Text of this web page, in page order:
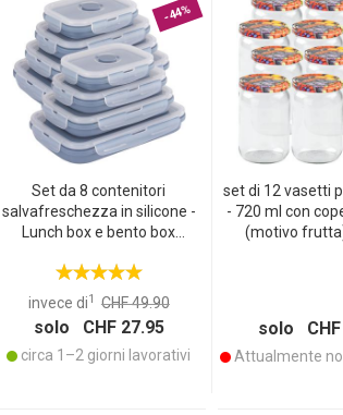
-44%
Set da 8 contenitori
salvafreschezza in silicone -
Lunch box e bento box
BPA, adatte al microonde,
con coperchi a clip
invece di1 CHF 49.90
solo CHF 27.95
circa 1–2 giorni lavorativi
set di 12 vasetti
- 720 ml con
(motivo
solo CHF
Attualmente